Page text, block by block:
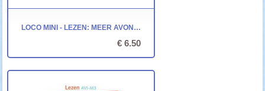
LOCO MINI - LEZEN: MEER AVONTUREN VAN HEKSJE HEKS
€ 6.50